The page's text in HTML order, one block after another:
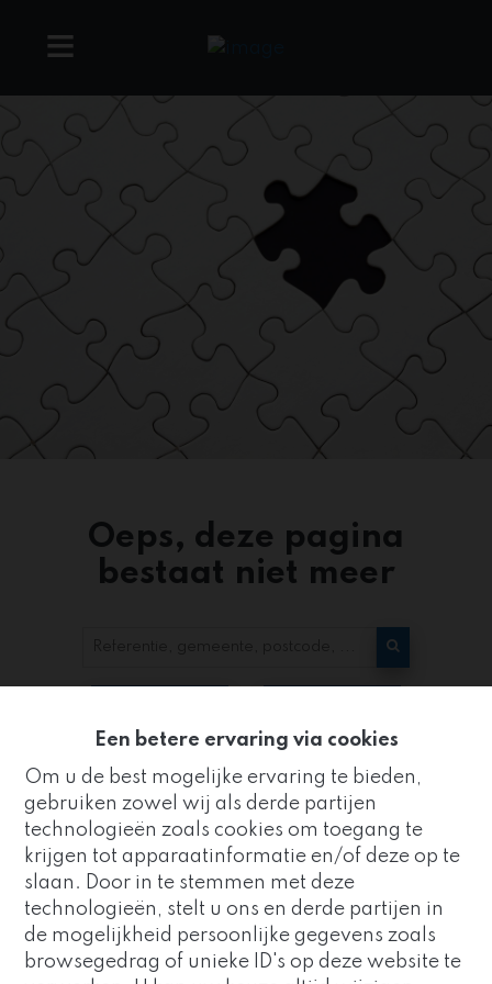
Een betere ervaring via cookies
Om u de best mogelijke ervaring te bieden,
gebruiken zowel wij als derde partijen
technologieën zoals cookies om toegang te
krijgen tot apparaatinformatie en/of deze op te
slaan. Door in te stemmen met deze
technologieën, stelt u ons en derde partijen in
de mogelijkheid persoonlijke gegevens zoals
browsegedrag of unieke ID's op deze website te
Oeps, deze pagina
bestaat niet meer
Kantoor
ZUIDRAND
Strijderstraat 8
Goed nieuws!